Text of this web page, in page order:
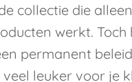
collectie die
werkt.
permanent
leuker voor je